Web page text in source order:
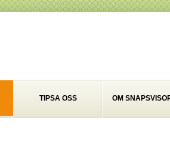
TIPSA OSS OM